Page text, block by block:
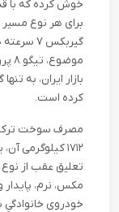
برای هر نوع مسیر
گیربکس
بازار ایران، به
کرده است.
۱۷۱۲
مکس، نرم،
خودروی خانوادگیِ